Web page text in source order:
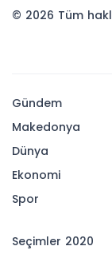
© 2026 Tüm
Gündem
Makedonya
Dünya
Ekonomi
Spor
Seçimler 2020